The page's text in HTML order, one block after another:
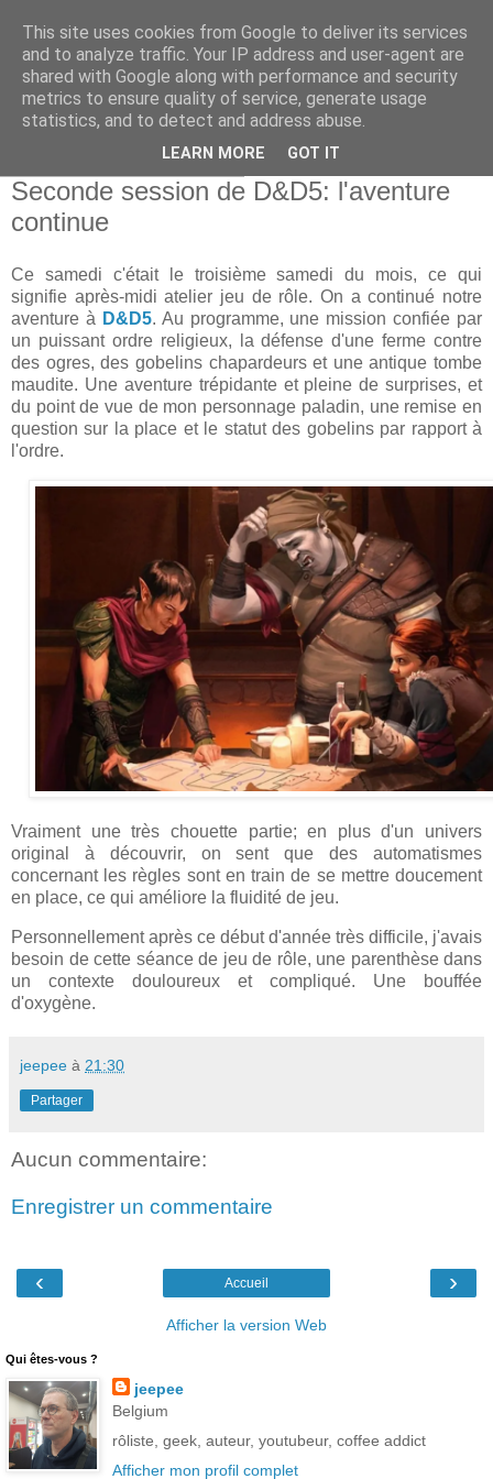
Seconde session de D&D5: l'aventure
continue
Ce samedi c'était le troisième samedi du mois, ce qui
signifie après-midi atelier jeu de rôle. On a continué notre
aventure à D&D5. Au programme, une mission confiée par
un puissant ordre religieux, la défense d'une ferme contre
des ogres, des gobelins chapardeurs et une antique tombe
maudite. Une aventure trépidante et pleine de surprises, et
du point de vue de mon personnage paladin, une remise en
question sur la place et le statut des gobelins par rapport à
l'ordre.
Vraiment une très chouette partie; en plus d'un univers
original à découvrir, on sent que des automatismes
concernant les règles sont en train de se mettre doucement
en place, ce qui améliore la fluidité de jeu.
Personnellement après ce début d'année très difficile, j'avais
besoin de cette séance de jeu de rôle, une parenthèse dans
un contexte douloureux et compliqué. Une bouffée
d'oxygène.
jeepee à 21:30
Partager
Aucun commentaire:
Enregistrer un commentaire
‹ ›
Accueil
Afficher la version Web
Qui êtes-vous ?
jeepee
Belgium
rôliste, geek, auteur, youtubeur, coffee addict
Afficher mon profil complet
This site uses cookies from Google to deliver its services
and to analyze traffic. Your IP address and user-agent are
shared with Google along with performance and security
metrics to ensure quality of service, generate usage
statistics, and to detect and address abuse.
LEARN MORE GOT IT